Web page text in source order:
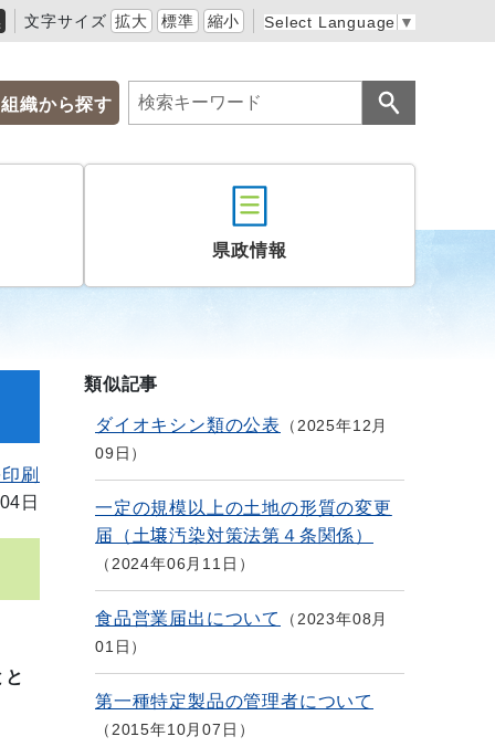
文字サイズ 拡大 標準 縮小 Select Language ▼
組織から探す
県政情報
刷
日
類似記事
ダイオキシン類の公表
2025年12月
09日
一定の規模以上の土地の形質の変更
届（土壌汚染対策法第４条関係）
2024年06月11日
食品営業届出について
2023年08月
01日
第一種特定製品の管理者について
2015年10月07日